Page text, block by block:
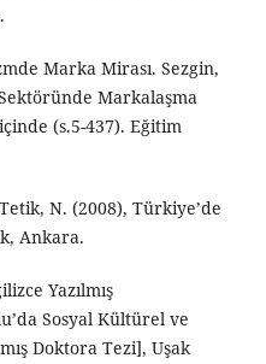
Marka Mirası. Sezgin,
Markalaşma
(s.5-437). Eğitim
N. (2008), Türkiye’de
Ankara.
Yazılmış
Sosyal Kültürel ve
Doktora Tezi], Uşak